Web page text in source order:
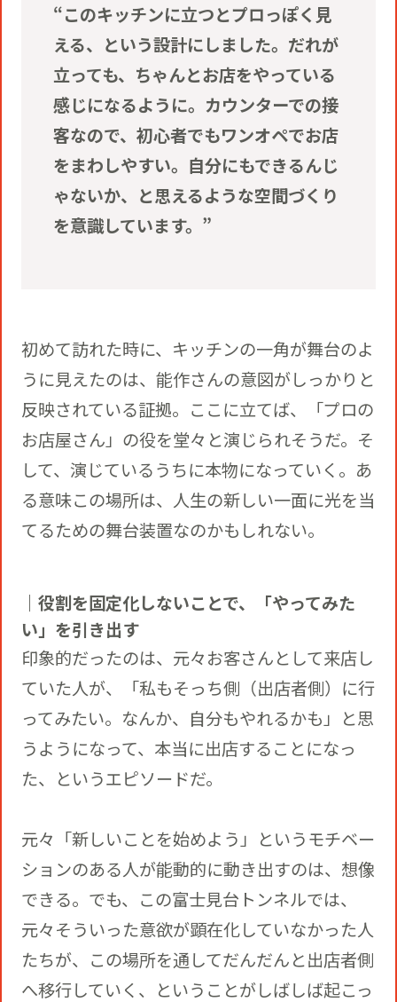
“このキッチンに立つとプロっぽく見
える、という設計にしました。だれが
立っても、ちゃんとお店をやっている
感じになるように。カウンターでの接
客なので、初心者でもワンオペでお店
をまわしやすい。自分にもできるんじ
ゃないか、と思えるような空間づくり
を意識しています。”
初めて訪れた時に、キッチンの一角が舞台のよ
うに見えたのは、能作さんの意図がしっかりと
反映されている証拠。ここに立てば、「プロの
お店屋さん」の役を堂々と演じられそうだ。そ
して、演じているうちに本物になっていく。あ
る意味この場所は、人生の新しい一面に光を当
てるための舞台装置なのかもしれない。
｜役割を固定化しないことで、「やってみた
い」を引き出す
印象的だったのは、元々お客さんとして来店し
ていた人が、「私もそっち側（出店者側）に行
ってみたい。なんか、自分もやれるかも」と思
うようになって、本当に出店することになっ
た、というエピソードだ。
元々「新しいことを始めよう」というモチベー
ションのある人が能動的に動き出すのは、想像
できる。でも、この富士見台トンネルでは、
元々そういった意欲が顕在化していなかった人
たちが、この場所を通してだんだんと出店者側
へ移行していく、ということがしばしば起こっ